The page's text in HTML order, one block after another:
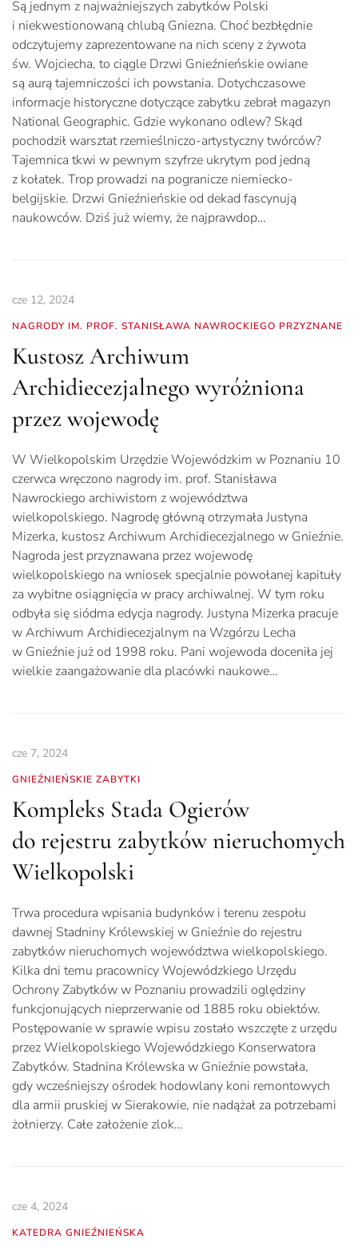
Są jednym z najważniejszych zabytków Polski
i niekwestionowaną chlubą Gniezna. Choć bezbłędnie
odczytujemy zaprezentowane na nich sceny z żywota
św. Wojciecha, to ciągle Drzwi Gnieźnieńskie owiane
są aurą tajemniczości ich powstania. Dotychczasowe
informacje historyczne dotyczące zabytku zebrał magazyn
National Geographic. Gdzie wykonano odlew? Skąd
pochodził warsztat rzemieślniczo-artystyczny twórców?
Tajemnica tkwi w pewnym szyfrze ukrytym pod jedną
z kołatek. Trop prowadzi na pogranicze niemiecko-
belgijskie. Drzwi Gnieźnieńskie od dekad fascynują
naukowców. Dziś już wiemy, że najprawdop…
cze 12, 2024
NAGRODY IM. PROF. STANISŁAWA NAWROCKIEGO PRZYZNANE
Kustosz Archiwum
Archidiecezjalnego wyróżniona
przez wojewodę
W Wielkopolskim Urzędzie Wojewódzkim w Poznaniu 10
czerwca wręczono nagrody im. prof. Stanisława
Nawrockiego archiwistom z województwa
wielkopolskiego. Nagrodę główną otrzymała Justyna
Mizerka, kustosz Archiwum Archidiecezjalnego w Gnieźnie.
Nagroda jest przyznawana przez wojewodę
wielkopolskiego na wniosek specjalnie powołanej kapituły
za wybitne osiągnięcia w pracy archiwalnej. W tym roku
odbyła się siódma edycja nagrody. Justyna Mizerka pracuje
w Archiwum Archidiecezjalnym na Wzgórzu Lecha
w Gnieźnie już od 1998 roku. Pani wojewoda doceniła jej
wielkie zaangażowanie dla placówki naukowe…
cze 7, 2024
GNIEŹNIEŃSKIE ZABYTKI
Kompleks Stada Ogierów
do rejestru zabytków nieruchomych
Wielkopolski
Trwa procedura wpisania budynków i terenu zespołu
dawnej Stadniny Królewskiej w Gnieźnie do rejestru
zabytków nieruchomych województwa wielkopolskiego.
Kilka dni temu pracownicy Wojewódzkiego Urzędu
Ochrony Zabytków w Poznaniu prowadzili oględziny
funkcjonujących nieprzerwanie od 1885 roku obiektów.
Postępowanie w sprawie wpisu zostało wszczęte z urzędu
przez Wielkopolskiego Wojewódzkiego Konserwatora
Zabytków. Stadnina Królewska w Gnieźnie powstała,
gdy wcześniejszy ośrodek hodowlany koni remontowych
dla armii pruskiej w Sierakowie, nie nadążał za potrzebami
żołnierzy. Całe założenie zlok…
cze 4, 2024
KATEDRA GNIEŹNIEŃSKA